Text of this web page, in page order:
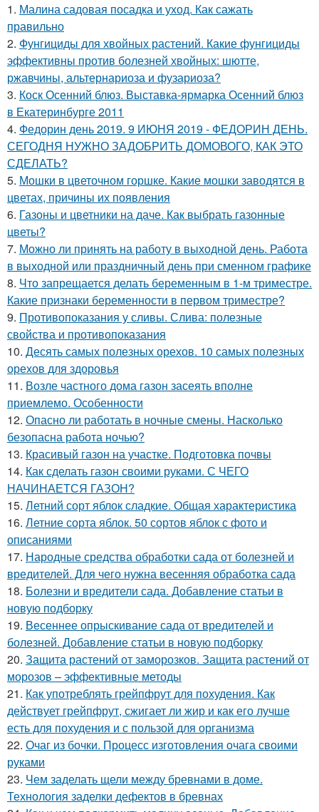
1. Малина садовая посадка и уход. Как сажать
правильно
2. Фунгициды для хвойных растений. Какие фунгициды
эффективны против болезней хвойных: шютте,
ржавчины, альтернариоза и фузариоза?
3. Коск Осенний блюз. Выставка-ярмарка Осенний блюз
в Екатеринбурге 2011
4. Федорин день 2019. 9 ИЮНЯ 2019 - ФЕДОРИН ДЕНЬ.
СЕГОДНЯ НУЖНО ЗАДОБРИТЬ ДОМОВОГО, КАК ЭТО
СДЕЛАТЬ?
5. Мошки в цветочном горшке. Какие мошки заводятся в
цветах, причины их появления
6. Газоны и цветники на даче. Как выбрать газонные
цветы?
7. Можно ли принять на работу в выходной день. Работа
в выходной или праздничный день при сменном графике
8. Что запрещается делать беременным в 1-м триместре.
Какие признаки беременности в первом триместре?
9. Противопоказания у сливы. Слива: полезные
свойства и противопоказания
10. Десять самых полезных орехов. 10 самых полезных
орехов для здоровья
11. Возле частного дома газон засеять вполне
приемлемо. Особенности
12. Опасно ли работать в ночные смены. Насколько
безопасна работа ночью?
13. Красивый газон на участке. Подготовка почвы
14. Как сделать газон своими руками. С ЧЕГО
НАЧИНАЕТСЯ ГАЗОН?
15. Летний сорт яблок сладкие. Общая характеристика
16. Летние сорта яблок. 50 сортов яблок с фото и
описаниями
17. Народные средства обработки сада от болезней и
вредителей. Для чего нужна весенняя обработка сада
18. Болезни и вредители сада. Добавление статьи в
новую подборку
19. Весеннее опрыскивание сада от вредителей и
болезней. Добавление статьи в новую подборку
20. Защита растений от заморозков. Защита растений от
морозов – эффективные методы
21. Как употреблять грейпфрут для похудения. Как
действует грейпфрут, сжигает ли жир и как его лучше
есть для похудения и с пользой для организма
22. Очаг из бочки. Процесс изготовления очага своими
руками
23. Чем заделать щели между бревнами в доме.
Технология заделки дефектов в бревнах